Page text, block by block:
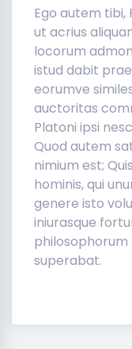
Ego autem tibi,
ut acrius
locorum
istud dabit
eorumve
auctoritas
Platoni ipsi
Quod autem
nimium est;
hominis, qui
genere isto
iniurasque
superabat.